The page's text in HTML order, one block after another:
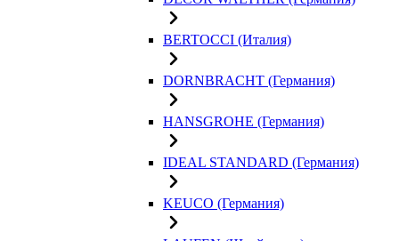
BERTOCCI (Италия)
DORNBRACHT (Германия)
HANSGROHE (Германия)
IDEAL STANDARD (Германия)
KEUCO (Германия)